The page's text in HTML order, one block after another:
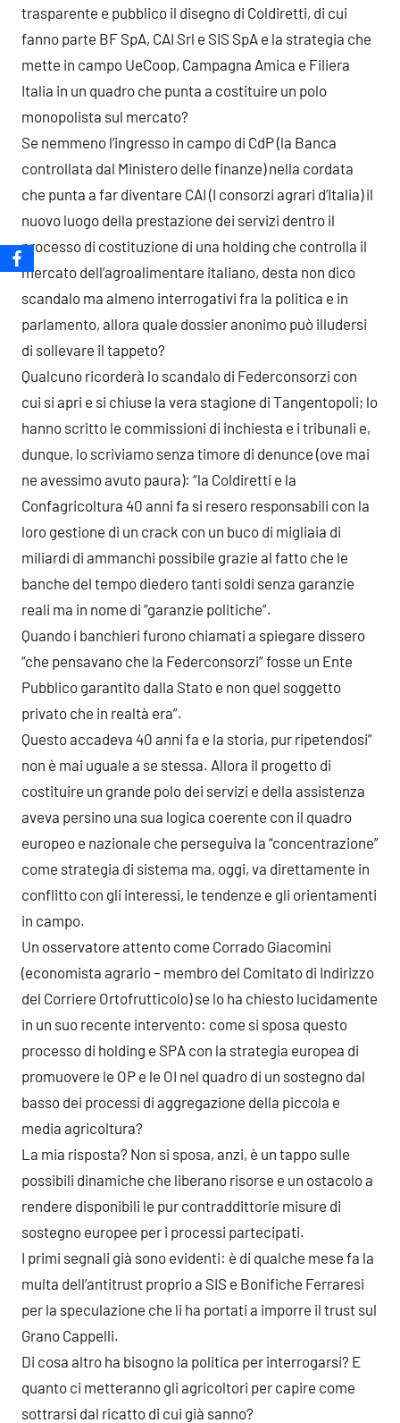
trasparente e pubblico il disegno di Coldiretti, di cui
fanno parte BF SpA, CAI Srl e SIS SpA e la strategia che
mette in campo UeCoop, Campagna Amica e Filiera
Italia in un quadro che punta a costituire un polo
monopolista sul mercato?
Se nemmeno l’ingresso in campo di CdP (la Banca
controllata dal Ministero delle finanze) nella cordata
che punta a far diventare CAI (I consorzi agrari d’Italia) il
nuovo luogo della prestazione dei servizi dentro il
processo di costituzione di una holding che controlla il
mercato dell’agroalimentare italiano, desta non dico
scandalo ma almeno interrogativi fra la politica e in
parlamento, allora quale dossier anonimo può illudersi
di sollevare il tappeto?
Qualcuno ricorderà lo scandalo di Federconsorzi con
cui si apri e si chiuse la vera stagione di Tangentopoli; lo
hanno scritto le commissioni di inchiesta e i tribunali e,
dunque, lo scriviamo senza timore di denunce (ove mai
ne avessimo avuto paura): “la Coldiretti e la
Confagricoltura 40 anni fa si resero responsabili con la
loro gestione di un crack con un buco di migliaia di
miliardi di ammanchi possibile grazie al fatto che le
banche del tempo diedero tanti soldi senza garanzie
reali ma in nome di “garanzie politiche”.
Quando i banchieri furono chiamati a spiegare dissero
“che pensavano che la Federconsorzi” fosse un Ente
Pubblico garantito dalla Stato e non quel soggetto
privato che in realtà era”.
Questo accadeva 40 anni fa e la storia, pur ripetendosi”
non è mai uguale a se stessa. Allora il progetto di
costituire un grande polo dei servizi e della assistenza
aveva persino una sua logica coerente con il quadro
europeo e nazionale che perseguiva la “concentrazione”
come strategia di sistema ma, oggi, va direttamente in
conflitto con gli interessi, le tendenze e gli orientamenti
in campo.
Un osservatore attento come Corrado Giacomini
(economista agrario – membro del Comitato di Indirizzo
del Corriere Ortofrutticolo) se lo ha chiesto lucidamente
in un suo recente intervento: come si sposa questo
processo di holding e SPA con la strategia europea di
promuovere le OP e le OI nel quadro di un sostegno dal
basso dei processi di aggregazione della piccola e
media agricoltura?
La mia risposta? Non si sposa, anzi, è un tappo sulle
possibili dinamiche che liberano risorse e un ostacolo a
rendere disponibili le pur contraddittorie misure di
sostegno europee per i processi partecipati.
I primi segnali già sono evidenti: è di qualche mese fa la
multa dell’antitrust proprio a SIS e Bonifiche Ferraresi
per la speculazione che li ha portati a imporre il trust sul
Grano Cappelli.
Di cosa altro ha bisogno la politica per interrogarsi? E
quanto ci metteranno gli agricoltori per capire come
sottrarsi dal ricatto di cui già sanno?